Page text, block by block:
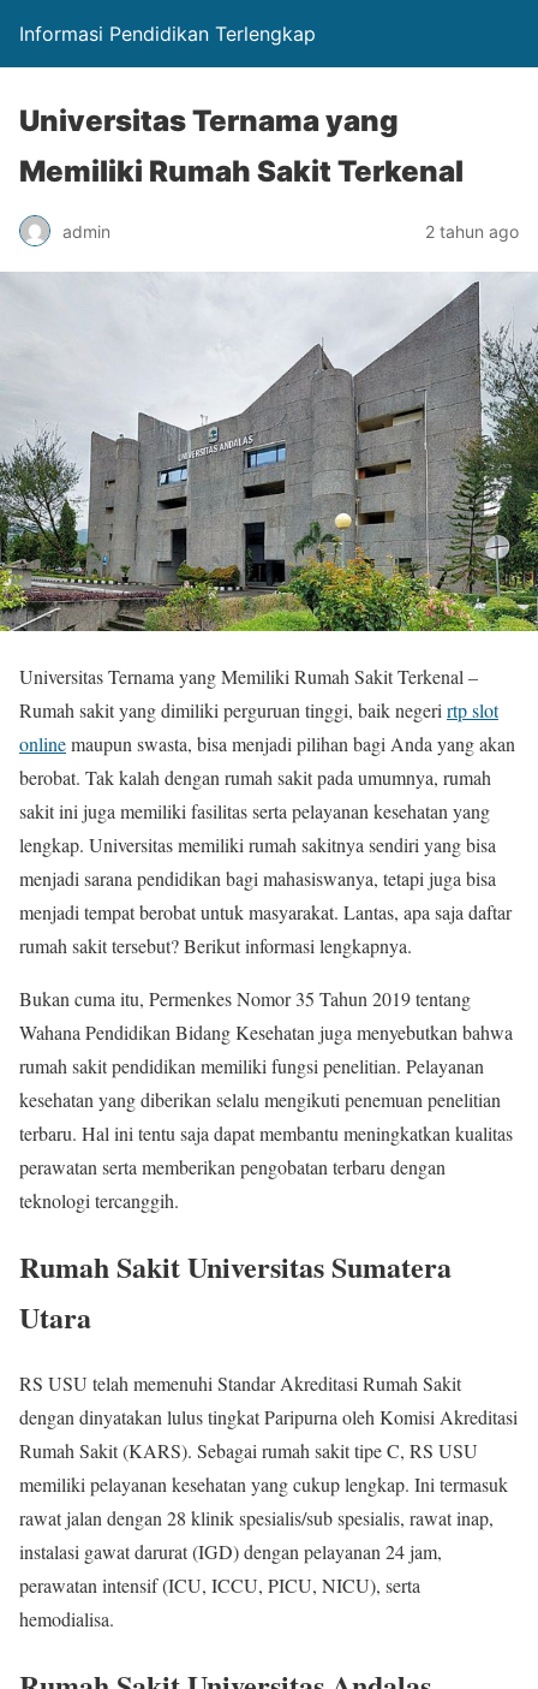
Informasi Pendidikan Terlengkap
Universitas Ternama yang
Memiliki Rumah Sakit Terkenal
admin 2 tahun ago
Universitas Ternama yang Memiliki Rumah Sakit Terkenal –
Rumah sakit yang dimiliki perguruan tinggi, baik negeri rtp slot
onlinemaupun swasta, bisa menjadi pilihan bagi Anda yang akan
berobat. Tak kalah dengan rumah sakit pada umumnya, rumah
sakit ini juga memiliki fasilitas serta pelayanan kesehatan yang
lengkap. Universitas memiliki rumah sakitnya sendiri yang bisa
menjadi sarana pendidikan bagi mahasiswanya, tetapi juga bisa
menjadi tempat berobat untuk masyarakat. Lantas, apa saja daftar
rumah sakit tersebut? Berikut informasi lengkapnya.
Bukan cuma itu, Permenkes Nomor 35 Tahun 2019 tentang
Wahana Pendidikan Bidang Kesehatan juga menyebutkan bahwa
rumah sakit pendidikan memiliki fungsi penelitian. Pelayanan
kesehatan yang diberikan selalu mengikuti penemuan penelitian
terbaru. Hal ini tentu saja dapat membantu meningkatkan kualitas
perawatan serta memberikan pengobatan terbaru dengan
teknologi tercanggih.
Rumah Sakit Universitas Sumatera
Utara
RS USU telah memenuhi Standar Akreditasi Rumah Sakit
dengan dinyatakan lulus tingkat Paripurna oleh Komisi Akreditasi
Rumah Sakit (KARS). Sebagai rumah sakit tipe C, RS USU
memiliki pelayanan kesehatan yang cukup lengkap. Ini termasuk
rawat jalan dengan 28 klinik spesialis/sub spesialis, rawat inap,
instalasi gawat darurat (IGD) dengan pelayanan 24 jam,
perawatan intensif (ICU, ICCU, PICU, NICU), serta
hemodialisa.